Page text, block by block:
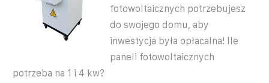
fotowoltaicznych potrzebujesz
do swojego domu, aby
inwestycja była opłacalna! Ile
paneli fotowoltaicznych
potrzeba na 1 i 4 kw?